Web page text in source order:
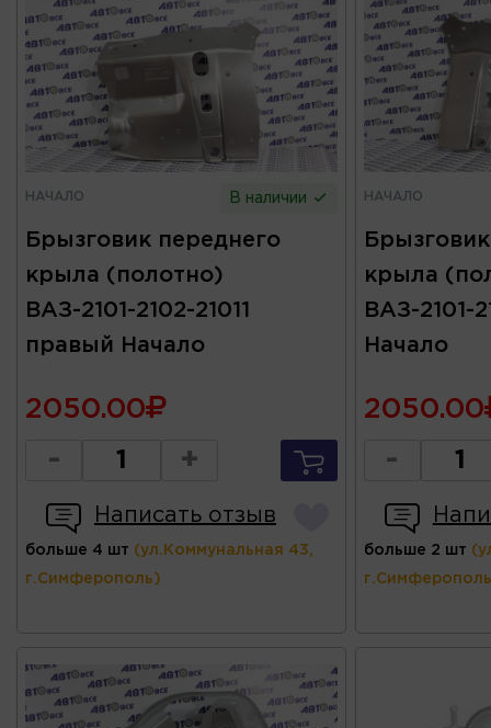
НАЧАЛО В наличии
Брызговик переднего
крыла (полотно)
ВАЗ-2101-2102-21011
правый Начало
2050.00
- +
Написать отзыв
больше 4 шт (ул.Коммунальная 43,
г.Симферополь)
НАЧАЛО
крыла
ВАЗ-2101-
Начало
2050.00
-
больше 2 шт